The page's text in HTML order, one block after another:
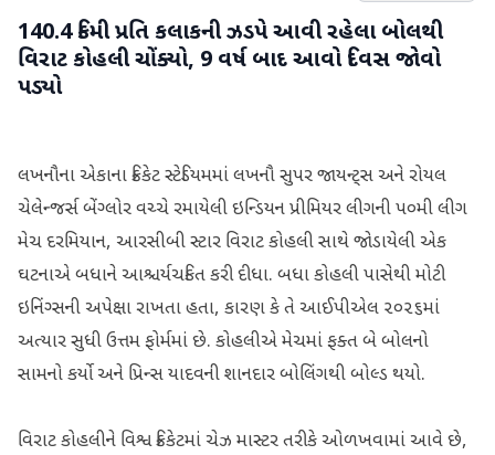
140.4 કિમી પ્રતિ કલાકની ઝડપે આવી રહેલા બોલથી
વિરાટ કોહલી ચોંક્યો, 9 વર્ષ બાદ આવો દિવસ જોવો
પડ્યો
લખનૌના એકાના ક્રિકેટ સ્ટેડિયમમાં લખનૌ સુપર જાયન્ટ્સ અને રોયલ
ચેલેન્જર્સ બેંગ્લોર વચ્ચે રમાયેલી ઇન્ડિયન પ્રીમિયર લીગની ૫૦મી લીગ
મેચ દરમિયાન, આરસીબી સ્ટાર વિરાટ કોહલી સાથે જોડાયેલી એક
ઘટનાએ બધાને આશ્ચર્યચકિત કરી દીધા. બધા કોહલી પાસેથી મોટી
ઇનિંગ્સની અપેક્ષા રાખતા હતા, કારણ કે તે આઈપીએલ ૨૦૨૬માં
અત્યાર સુધી ઉત્તમ ફોર્મમાં છે. કોહલીએ મેચમાં ફક્ત બે બોલનો
સામનો કર્યો અને પ્રિન્સ યાદવની શાનદાર બોલિંગથી બોલ્ડ થયો.
વિરાટ કોહલીને વિશ્વ ક્રિકેટમાં ચેઝ માસ્ટર તરીકે ઓળખવામાં આવે છે,